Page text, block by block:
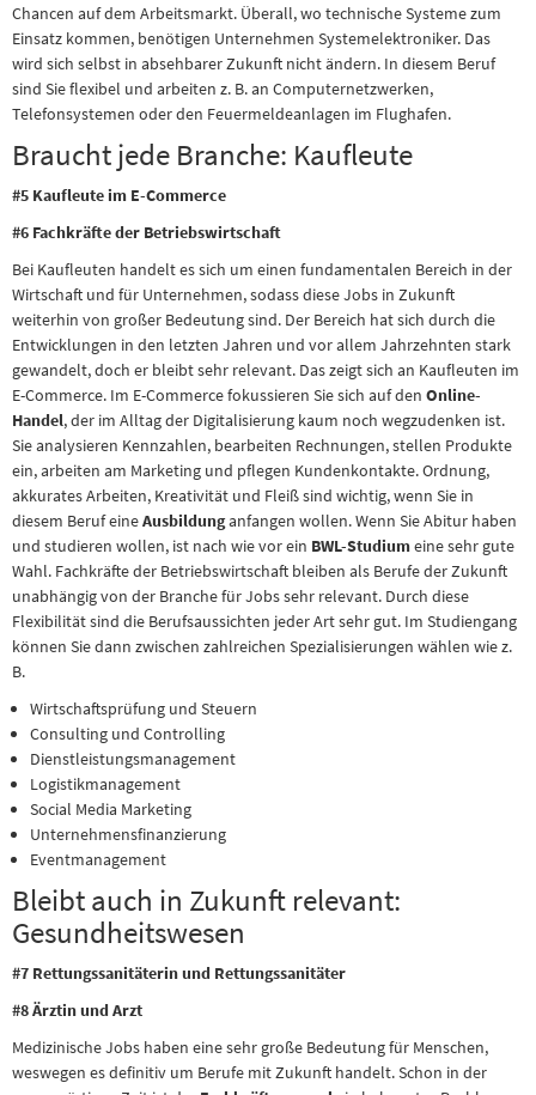
Chancen auf dem Arbeitsmarkt. Überall, wo technische Systeme zum
Einsatz kommen, benötigen Unternehmen Systemelektroniker. Das
wird sich selbst in absehbarer Zukunft nicht ändern. In diesem Beruf
sind Sie flexibel und arbeiten z. B. an Computernetzwerken,
Telefonsystemen oder den Feuermeldeanlagen im Flughafen.
Braucht jede Branche: Kaufleute
#5 Kaufleute im E-Commerce
#6 Fachkräfte der Betriebswirtschaft
Bei Kaufleuten handelt es sich um einen fundamentalen Bereich in der
Wirtschaft und für Unternehmen, sodass diese Jobs in Zukunft
weiterhin von großer Bedeutung sind. Der Bereich hat sich durch die
Entwicklungen in den letzten Jahren und vor allem Jahrzehnten stark
gewandelt, doch er bleibt sehr relevant. Das zeigt sich an Kaufleuten im
E-Commerce. Im E-Commerce fokussieren Sie sich auf den Online-
Handel, der im Alltag der Digitalisierung kaum noch wegzudenken ist.
Sie analysieren Kennzahlen, bearbeiten Rechnungen, stellen Produkte
ein, arbeiten am Marketing und pflegen Kundenkontakte. Ordnung,
akkurates Arbeiten, Kreativität und Fleiß sind wichtig, wenn Sie in
diesem Beruf eineAusbildunganfangen wollen. Wenn Sie Abitur haben
und studieren wollen, ist nach wie vor ein BWL-Studiumeine sehr gute
Wahl. Fachkräfte der Betriebswirtschaft bleiben als Berufe der Zukunft
unabhängig von der Branche für Jobs sehr relevant. Durch diese
Flexibilität sind die Berufsaussichten jeder Art sehr gut. Im Studiengang
können Sie dann zwischen zahlreichen Spezialisierungen wählen wie z.
B.
Wirtschaftsprüfung und Steuern
Consulting und Controlling
Dienstleistungsmanagement
Logistikmanagement
Social Media Marketing
Unternehmensfinanzierung
Eventmanagement
Bleibt auch in Zukunft relevant:
Gesundheitswesen
#7 Rettungssanitäterin und Rettungssanitäter
#8 Ärztin und Arzt
Medizinische Jobs haben eine sehr große Bedeutung für Menschen,
weswegen es definitiv um Berufe mit Zukunft handelt. Schon in der